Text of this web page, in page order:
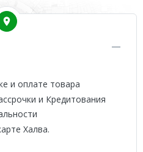
и оплате товара
и Кредитования
Халва.